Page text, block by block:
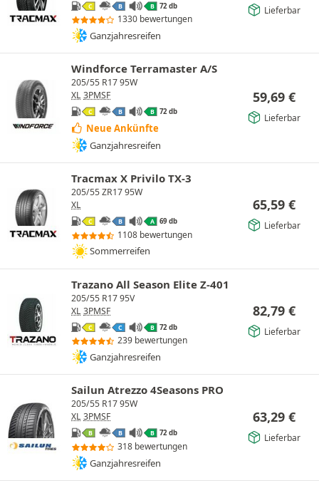
C B B 72 db
1330 bewertungen
Ganzjahresreifen
Lieferbar
Windforce Terramaster A/S
205/55 R17 95W
XL 3PMSF
C B B 72 db
Neue Ankünfte
Ganzjahresreifen
59,69 €
Lieferbar
Tracmax X Privilo TX-3
205/55 ZR17 95W
XL
C B A 69 db
1108 bewertungen
Sommerreifen
65,59 €
Lieferbar
Trazano All Season Elite Z-401
205/55 R17 95V
XL 3PMSF
C C B 72 db
239 bewertungen
Ganzjahresreifen
82,79 €
Lieferbar
Sailun Atrezzo 4Seasons PRO
205/55 R17 95W
XL 3PMSF
B B B 72 db
318 bewertungen
Ganzjahresreifen
63,29 €
Lieferbar